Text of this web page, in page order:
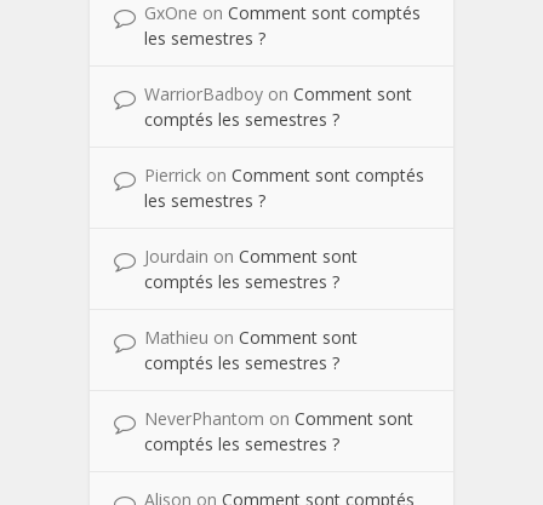
GxOne on Comment sont comptés
les semestres ?
WarriorBadboy on Comment sont
comptés les semestres ?
Pierrick on Comment sont comptés
les semestres ?
Jourdain on Comment sont
comptés les semestres ?
Mathieu on Comment sont
comptés les semestres ?
NeverPhantom on Comment sont
comptés les semestres ?
Alison on Comment sont comptés